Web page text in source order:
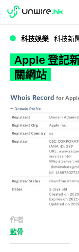
WWDC 2026
科技娛樂 科技新
Apple 登記
關網站
作者
藍骨